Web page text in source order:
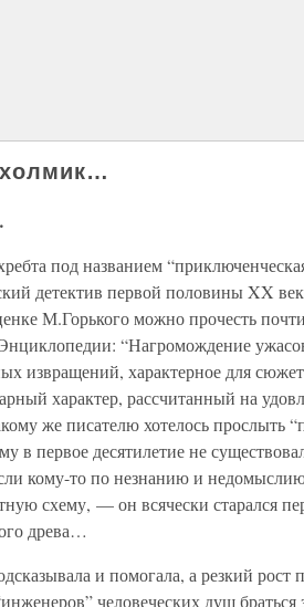
под названием
детектив первой половины XX
М.Горького можно прочесть
“Нагромождение
извращений, характерное для
характер, рассчитанный на
же писателю хотелось прослыть
в первое десятилетие не
кому-то по незнанию и недомыслию
схему, — он всячески старался
древа…
и помогала, а резкий рост
человеческих душ